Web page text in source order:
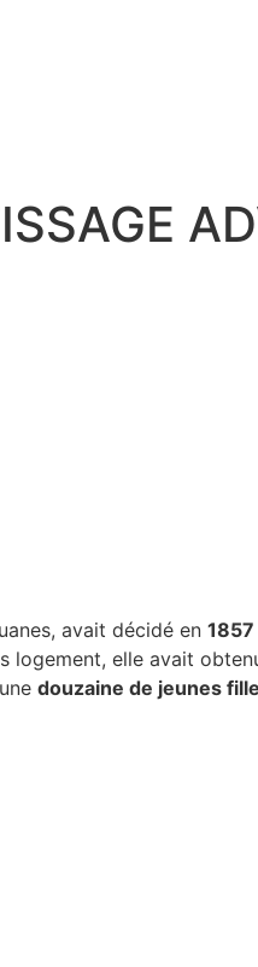
avait décidé en 1857
logement, elle avait
douzaine de jeunes